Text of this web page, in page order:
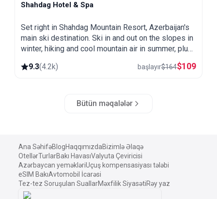
Shahdag
Shahdag Hotel & Spa
Set right in Shahdag Mountain Resort, Azerbaijan's
main ski destination. Ski in and out on the slopes in
winter, hiking and cool mountain air in summer, plus
9.3(4.2k) başlayır$164$109
Bütün məqalələr
Ana SəhifəBlogHaqqımızdaBizimlə Əlaqə
OtellərTurlarBakı HavasıValyuta Çeviricisi
Azərbaycan yeməkləriUçuş kompensasiyası tələbi
eSIM BakıAvtomobil İcarəsi
Tez-tez Soruşulan SuallarMəxfilik SiyasətiRəy yaz